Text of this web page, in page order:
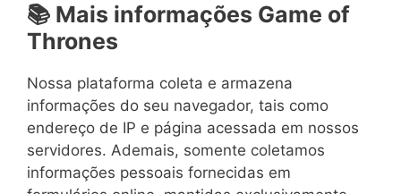
📚 Mais informações Game of
Thrones
Nossa plataforma coleta e armazena
informações do seu navegador, tais como
endereço de IP e página acessada em nossos
servidores. Ademais, somente coletamos
informações pessoais fornecidas em